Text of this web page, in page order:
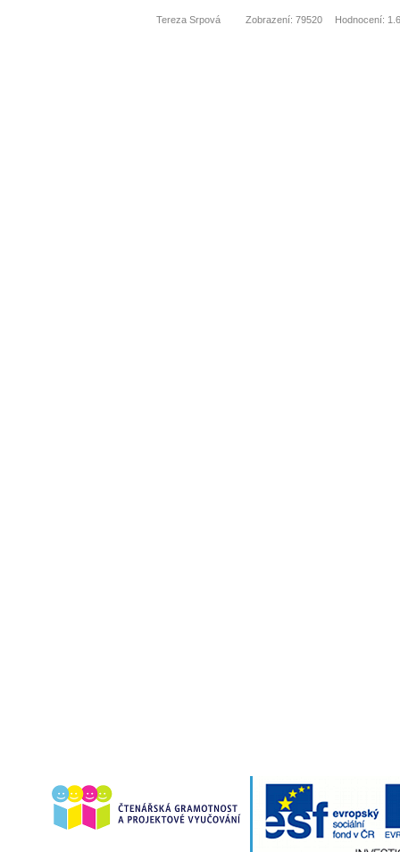
Tereza Srpová Zobrazení: 79520 Hodnocení: